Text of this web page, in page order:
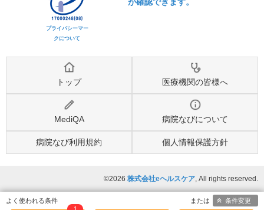
プライバシーマー
クについて
トップ 医療機関の皆様へ
MediQA 病院なびについて
病院なび利用規約 個人情報保護方針
©2026 株式会社eヘルスケア, All rights reserved.
条件変更